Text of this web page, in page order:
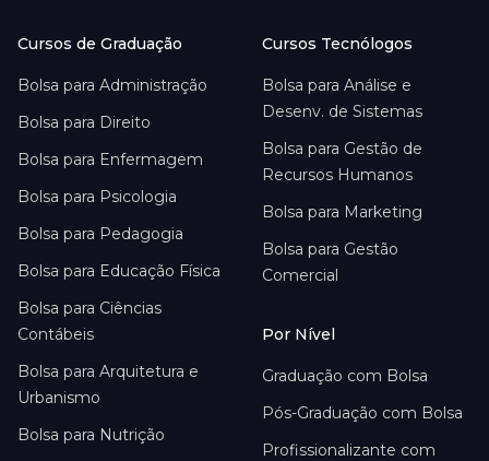
Cursos de Graduação
Bolsa para Administração
Bolsa para Direito
Bolsa para Enfermagem
Bolsa para Psicologia
Bolsa para Pedagogia
Bolsa para Educação Física
Bolsa para Ciências
Contábeis
Bolsa para Arquitetura e
Urbanismo
Bolsa para Nutrição
Cursos Tecnólogos
Bolsa para Análise e
Desenv. de Sistemas
Bolsa para Gestão de
Recursos Humanos
Bolsa para Marketing
Bolsa para Gestão
Comercial
Por Nível
Graduação com Bolsa
Pós-Graduação com Bolsa
Profissionalizante com